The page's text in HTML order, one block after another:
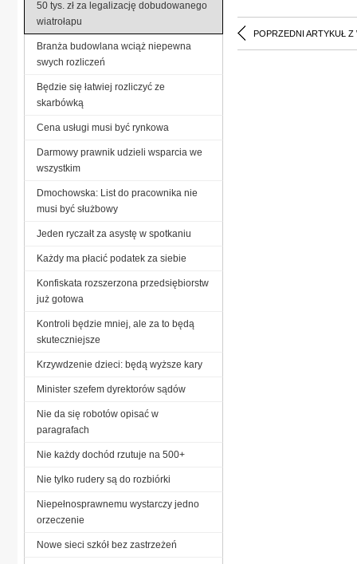
POPRZEDNI ARTYKUŁ Z
50 tys. zł za legalizację dobudowanego
wiatrołapu
Branża budowlana wciąż niepewna
swych rozliczeń
Będzie się łatwiej rozliczyć ze
skarbówką
Cena usługi musi być rynkowa
Darmowy prawnik udzieli wsparcia we
wszystkim
Dmochowska: List do pracownika nie
musi być służbowy
Jeden ryczałt za asystę w spotkaniu
Każdy ma płacić podatek za siebie
Konfiskata rozszerzona przedsiębiorstw
już gotowa
Kontroli będzie mniej, ale za to będą
skuteczniejsze
Krzywdzenie dzieci: będą wyższe kary
Minister szefem dyrektorów sądów
Nie da się robotów opisać w
paragrafach
Nie każdy dochód rzutuje na 500+
Nie tylko rudery są do rozbiórki
Niepełnosprawnemu wystarczy jedno
orzeczenie
Nowe sieci szkół bez zastrzeżeń